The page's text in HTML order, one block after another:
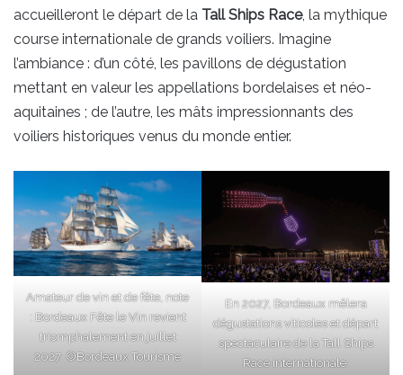
accueilleront le départ de la Tall Ships Race, la mythique
course internationale de grands voiliers. Imagine
l’ambiance : d’un côté, les pavillons de dégustation
mettant en valeur les appellations bordelaises et néo-
aquitaines ; de l’autre, les mâts impressionnants des
voiliers historiques venus du monde entier.
Amateur de vin et de fête, note
: Bordeaux Fête le Vin revient
triomphalement en juillet
2027. ©Bordeaux Tourisme
En 2027, Bordeaux mêlera
dégustations viticoles et départ
spectaculaire de la Tall Ships
Race internationale.